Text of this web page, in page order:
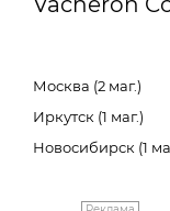
Москва (2 маг.)
Иркутск (1 маг.)
Новосибирск (1